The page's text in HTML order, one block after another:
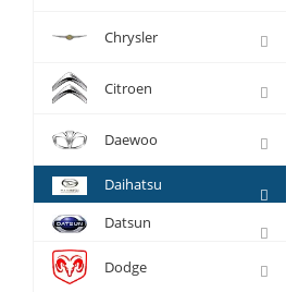
Chrysler
Citroen
Daewoo
Daihatsu
Datsun
Dodge